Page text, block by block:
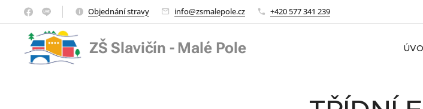
Objednání stravy info@zsmalepole.cz +420 577 341 239
ZŠ Slavičín - Malé Pole